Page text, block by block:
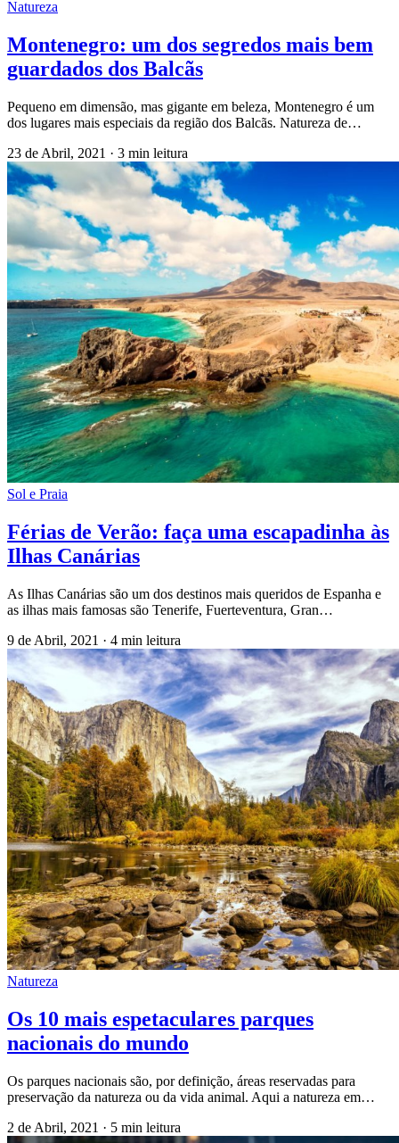
Natureza
Montenegro: um dos segredos mais bem
guardados dos Balcãs
Pequeno em dimensão, mas gigante em beleza, Montenegro é um
dos lugares mais especiais da região dos Balcãs. Natureza de…
23 de Abril, 2021 · 3 min leitura
Sol e Praia
Férias de Verão: faça uma escapadinha às
Ilhas Canárias
As Ilhas Canárias são um dos destinos mais queridos de Espanha e
as ilhas mais famosas são Tenerife, Fuerteventura, Gran…
9 de Abril, 2021 · 4 min leitura
Natureza
Os 10 mais espetaculares parques
nacionais do mundo
Os parques nacionais são, por definição, áreas reservadas para
preservação da natureza ou da vida animal. Aqui a natureza em…
2 de Abril, 2021 · 5 min leitura